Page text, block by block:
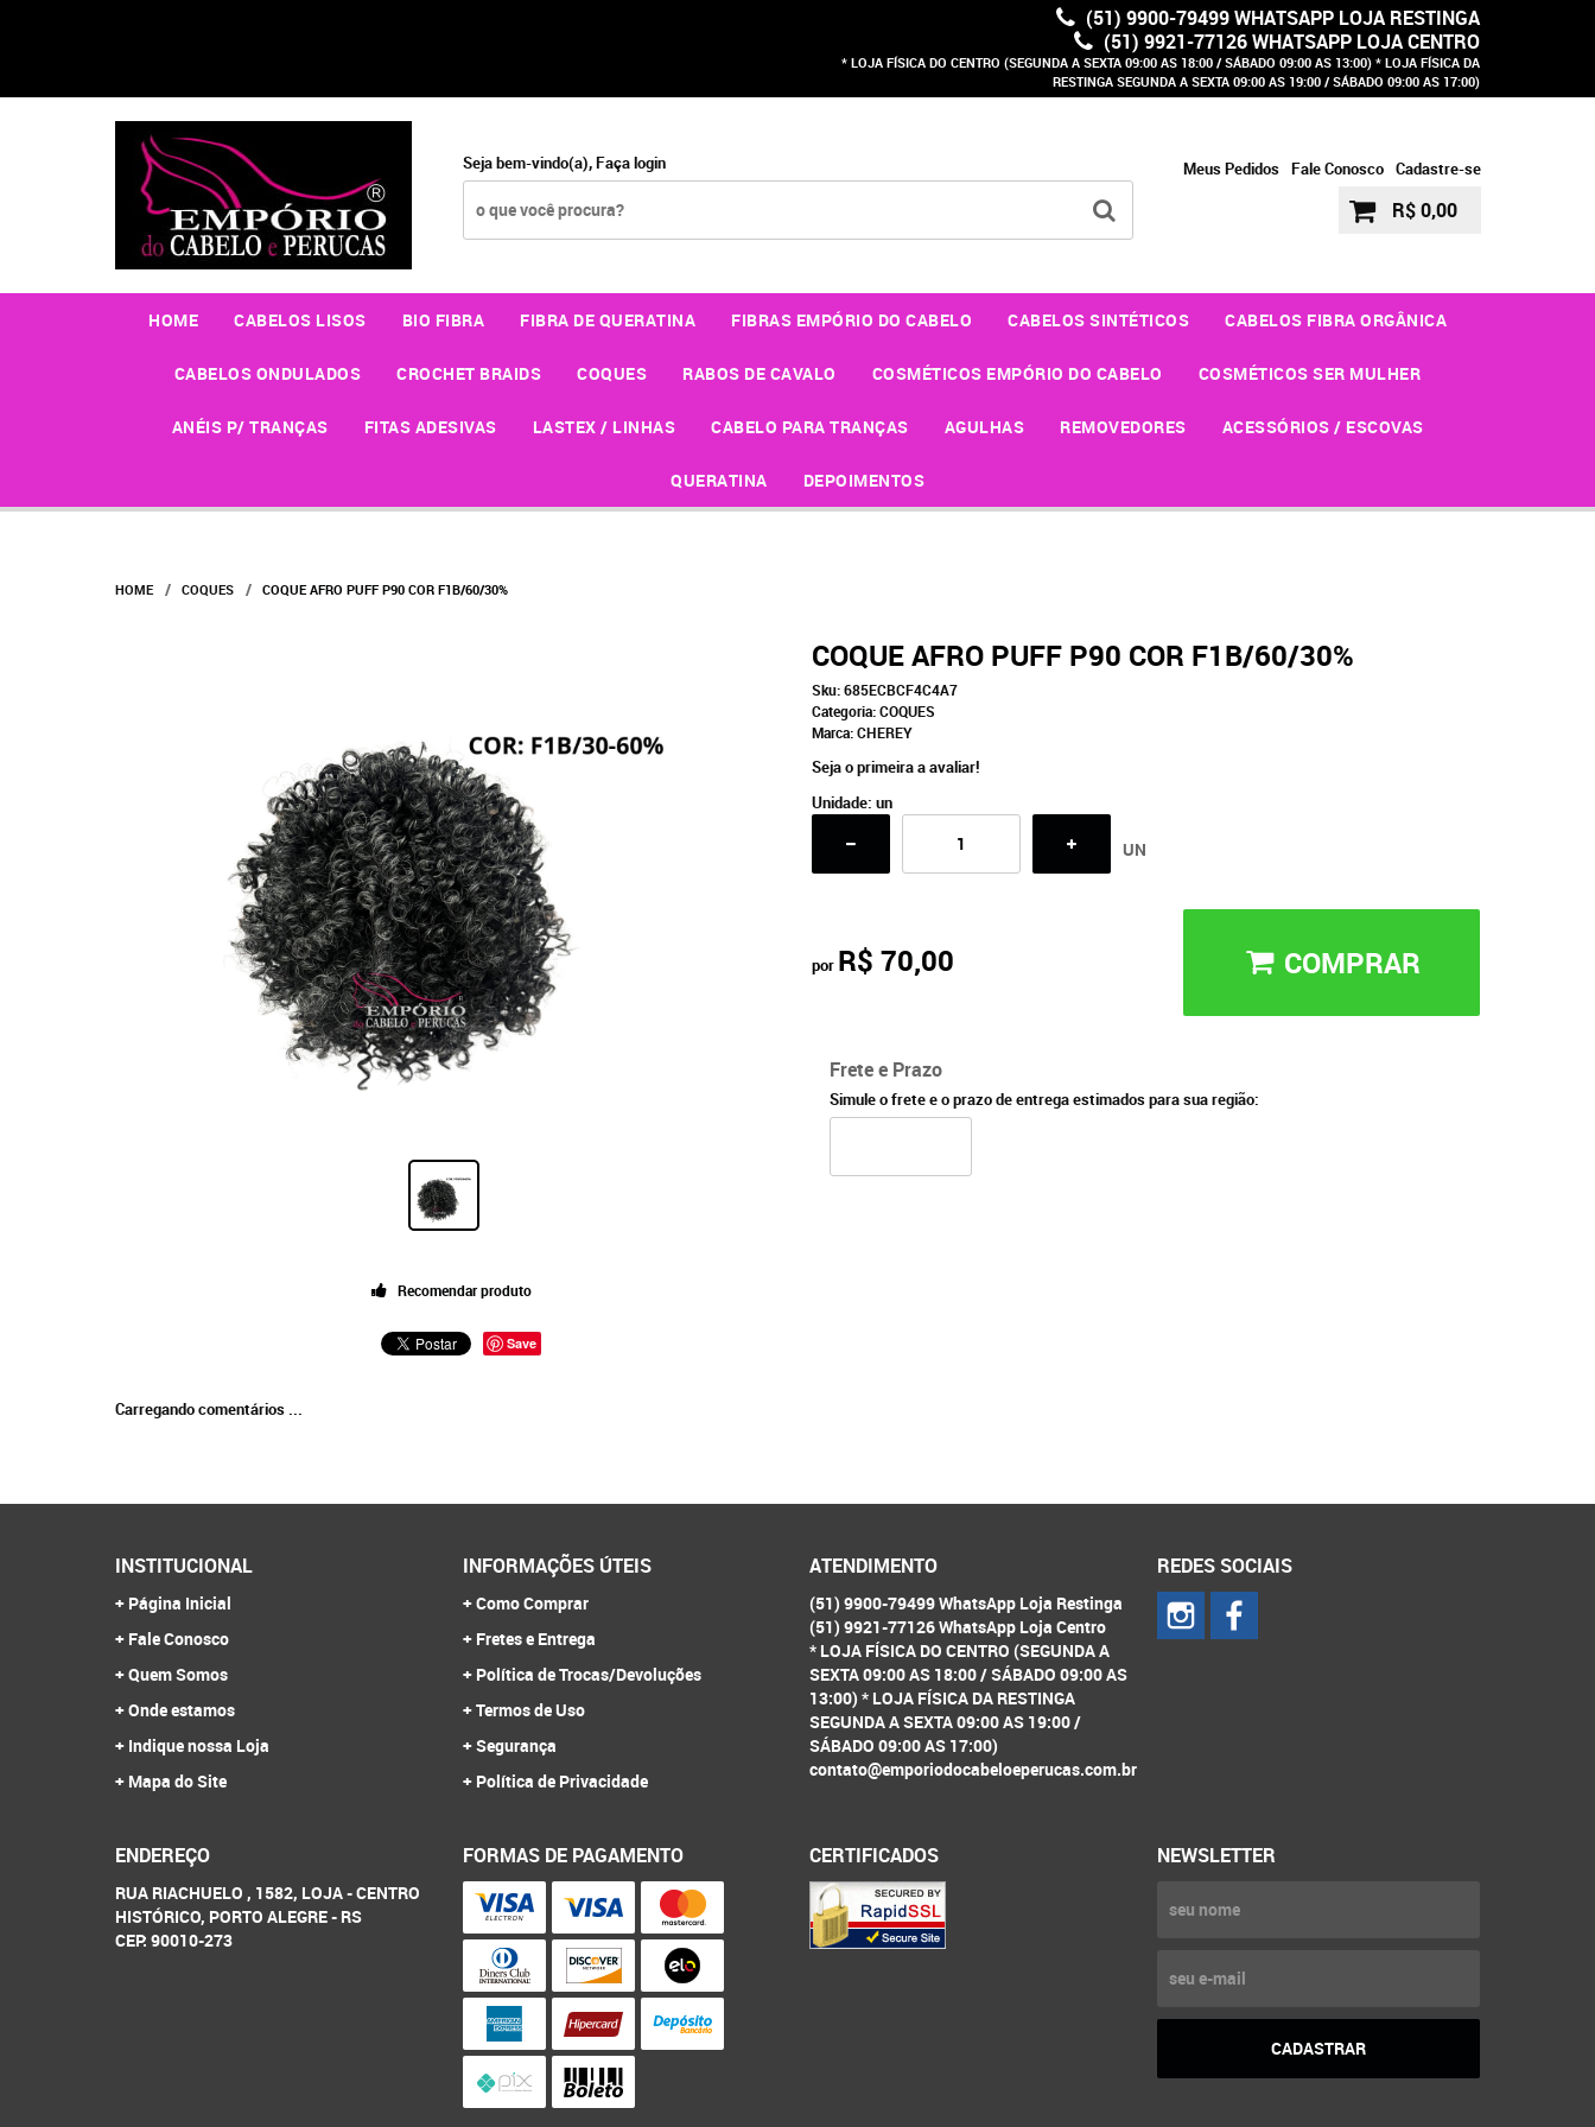
(51) 9900-79499 WHATSAPP LOJA RESTINGA
(51) 9921-77126 WHATSAPP LOJA CENTRO
* LOJA FÍSICA DO CENTRO (SEGUNDA A SEXTA 09:00 AS 18:00 / SÁBADO 09:00 AS 13:00) * LOJA FÍSICA DA
RESTINGA SEGUNDA A SEXTA 09:00 AS 19:00 / SÁBADO 09:00 AS 17:00)
Seja bem-vindo(a),Faça login Meus Pedidos Fale Conosco Cadastre-se
R$ 0,00
HOME CABELOS LISOS BIO FIBRA FIBRA DE QUERATINA FIBRAS EMPÓRIO DO CABELO CABELOS SINTÉTICOS CABELOS FIBRA ORGÂNICA
CABELOS ONDULADOS CROCHET BRAIDS COQUES RABOS DE CAVALO COSMÉTICOS EMPÓRIO DO CABELO COSMÉTICOS SER MULHER
ANÉIS P/ TRANÇAS FITAS ADESIVAS LASTEX / LINHAS CABELO PARA TRANÇAS AGULHAS REMOVEDORES ACESSÓRIOS / ESCOVAS
QUERATINA DEPOIMENTOS
HOME COQUES COQUE AFRO PUFF P90 COR F1B/60/30%
Recomendar produto
Save
COQUE AFRO PUFF P90 COR F1B/60/30%
Sku:685ECBCF4C4A7
Categoria: COQUES
Marca:CHEREY
Seja o primeira a avaliar!
Unidade: un
UN
por R$ 70,00 COMPRAR
Frete e Prazo
Simule o frete e o prazo de entrega estimados para sua região:
Carregando comentários ...
INSTITUCIONAL
Página Inicial
Fale Conosco
Quem Somos
Onde estamos
Indique nossa Loja
Mapa do Site
INFORMAÇÕES ÚTEIS
Como Comprar
Fretes e Entrega
Política de Trocas/Devoluções
Termos de Uso
Segurança
Política de Privacidade
ATENDIMENTO
(51) 9900-79499 WhatsApp Loja Restinga
(51) 9921-77126 WhatsApp Loja Centro
* LOJA FÍSICA DO CENTRO (SEGUNDA A
SEXTA 09:00 AS 18:00 / SÁBADO 09:00 AS
13:00) * LOJA FÍSICA DA RESTINGA
SEGUNDA A SEXTA 09:00 AS 19:00 /
SÁBADO 09:00 AS 17:00)
contato@emporiodocabeloeperucas.com.br
REDES SOCIAIS
ENDEREÇO
RUA RIACHUELO , 1582, LOJA-CENTRO
HISTÓRICO, PORTO ALEGRE- RS
CEP: 90010-273
FORMAS DE PAGAMENTO CERTIFICADOS NEWSLETTER
CADASTRAR